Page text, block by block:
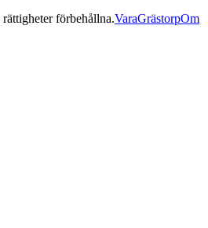
förbehållna.VaraGrästorpOm